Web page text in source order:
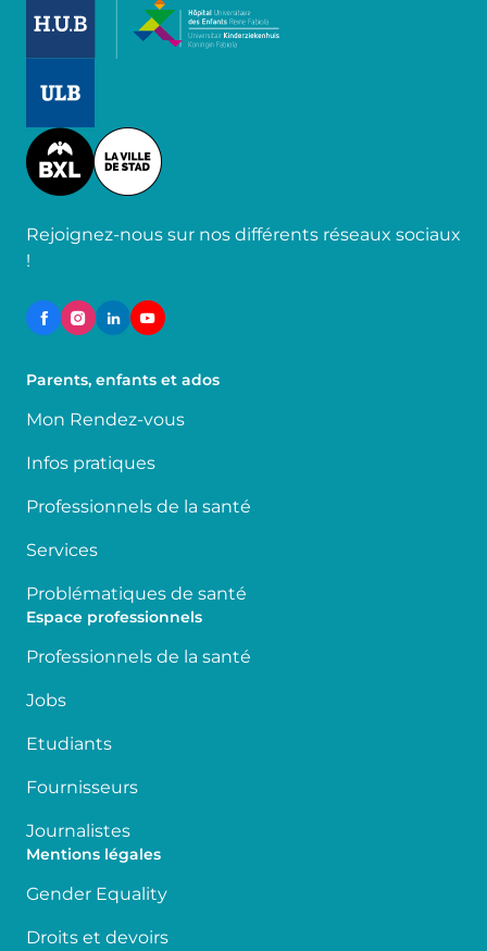
Image
Rejoignez-nous sur nos différents réseaux sociaux
!
Parents, enfants et ados
Mon Rendez-vous
Infos pratiques
Professionnels de la santé
Services
Problématiques de santé
Espace professionnels
Professionnels de la santé
Jobs
Etudiants
Fournisseurs
Journalistes
Mentions légales
Gender Equality
Droits et devoirs